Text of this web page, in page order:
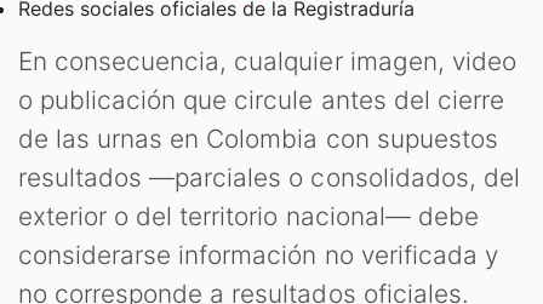
Redes sociales oficiales de la Registraduría
En consecuencia, cualquier imagen, video
o publicación que circule antes del cierre
de las urnas en Colombia con supuestos
resultados —parciales o consolidados, del
exterior o del territorio nacional— debe
considerarse información no verificada y
no corresponde a resultados oficiales.